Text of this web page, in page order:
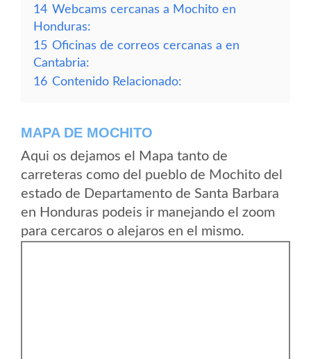
14 Webcams cercanas a Mochito en
Honduras:
15 Oficinas de correos cercanas a en
Cantabria:
16 Contenido Relacionado:
MAPA DE MOCHITO
Aqui os dejamos el Mapa tanto de
carreteras como del pueblo de Mochito del
estado de Departamento de Santa Barbara
en Honduras podeis ir manejando el zoom
para cercaros o alejaros en el mismo.